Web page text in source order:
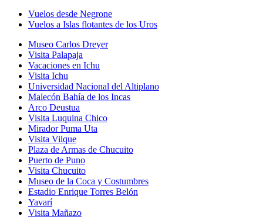
Vuelos desde Negrone
Vuelos a Islas flotantes de los Uros
Museo Carlos Dreyer
Visita Palapaja
Vacaciones en Ichu
Visita Ichu
Universidad Nacional del Altiplano
Malecón Bahía de los Incas
Arco Deustua
Visita Luquina Chico
Mirador Puma Uta
Visita Vilque
Plaza de Armas de Chucuito
Puerto de Puno
Visita Chucuito
Museo de la Coca y Costumbres
Estadio Enrique Torres Belón
Yavarí
Visita Mañazo